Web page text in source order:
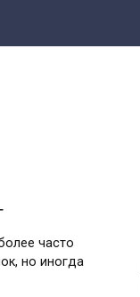
часто
но иногда